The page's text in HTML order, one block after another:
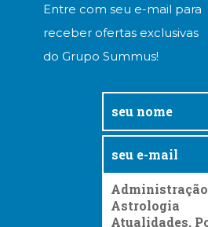
Entre com seu e-mail para
receber ofertas exclusivas
do Grupo Summus!